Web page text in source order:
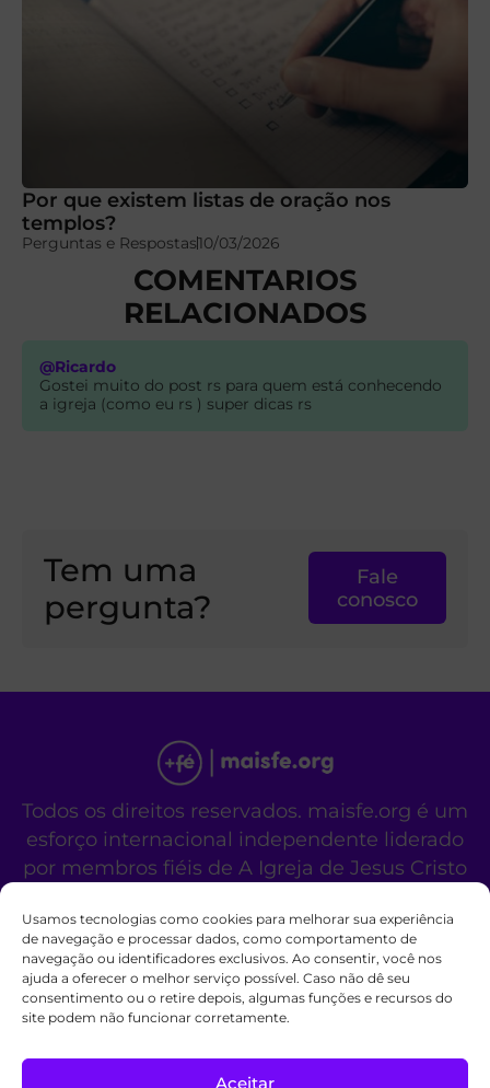
Usamos tecnologias como cookies para melhorar sua experiência
de navegação e processar dados, como comportamento de
navegação ou identificadores exclusivos. Ao consentir, você nos
ajuda a oferecer o melhor serviço possível. Caso não dê seu
consentimento ou o retire depois, algumas funções e recursos do
site podem não funcionar corretamente.
Aceitar
Por que existem listas de oração nos
templos?
Perguntas e Respostas10/03/2026
COMENTARIOS
RELACIONADOS
@Ricardo
Gostei muito do post rs para quem está conhecendo
a igreja (como eu rs ) super dicas rs
Tem uma
pergunta?
Fale
conosco
Todos os direitos reservados. maisfe.org é um
esforço internacional independente liderado
por membros fiéis de A Igreja de Jesus Cristo
Este site não é um site oficial da organização
religiosa mencionada acima.
Fale Conosco Políticas de Cookies